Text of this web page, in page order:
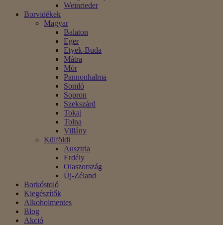
Weinrieder
Borvidékek
Magyar
Balaton
Eger
Etyek-Buda
Mátra
Mór
Pannonhalma
Somló
Sopron
Szekszárd
Tokaj
Tolna
Villány
Külföldi
Ausztria
Erdély
Olaszország
Új-Zéland
Borkóstoló
Kiegészítők
Alkoholmentes
Blog
Akció